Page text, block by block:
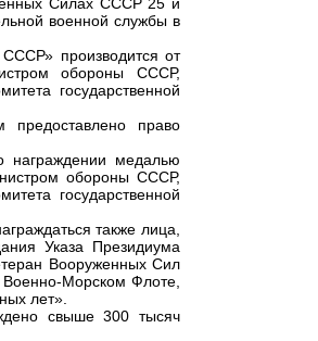
военной службы в
производится от
обороны СССР,
государственной
право
награждении медалью
обороны СССР,
государственной
также лица,
Указа Президиума
Вооруженных Сил
Морском Флоте,
лет».
свыше 300 тысяч